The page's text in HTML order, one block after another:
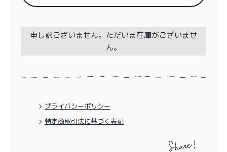
申し訳ございません。ただいま在庫がございませ
ん。
プライバシーポリシー
特定商取引法に基づく表記